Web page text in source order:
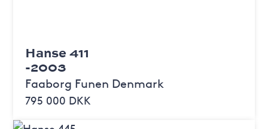
Hanse 411
-2003
Faaborg Funen Denmark
795 000 DKK